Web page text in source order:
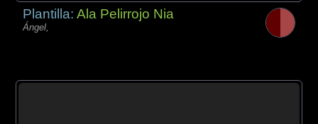
Plantilla:Ala Pelirrojo Nia
Ángel,